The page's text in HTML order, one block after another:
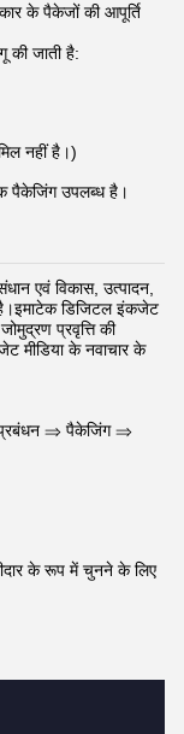
के पैकेजों की आपूर्ति
की जाती है:
नहीं है।)
पैकेजिंग उपलब्ध है।
एवं विकास, उत्पादन,
इमाटेक डिजिटल इंकजेट
मुद्रण प्रवृत्ति की
मीडिया के नवाचार के
प्रबंधन ⇒ पैकेजिंग ⇒
के रूप में चुनने के लिए